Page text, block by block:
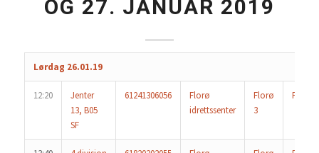
OG 27. JANUAR 2019
Lørdag 26.01.19
12:20
Jenter
13, B05
SF
61241306056
Florø
idrettssenter
Florø
3
Florø 2